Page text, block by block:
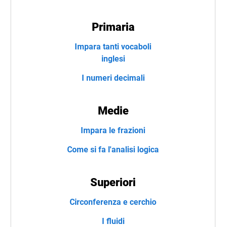
Primaria
Impara tanti vocaboli
inglesi
I numeri decimali
Medie
Impara le frazioni
Come si fa l'analisi logica
Superiori
Circonferenza e cerchio
I fluidi